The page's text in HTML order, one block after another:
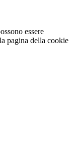
essere
pagina della cookie